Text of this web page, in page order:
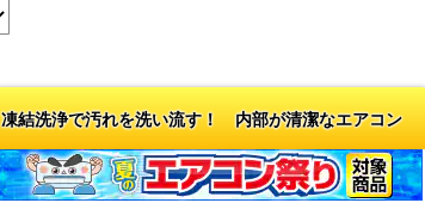
凍結洗浄で汚れを洗い流す！ 内部が清潔なエアコン